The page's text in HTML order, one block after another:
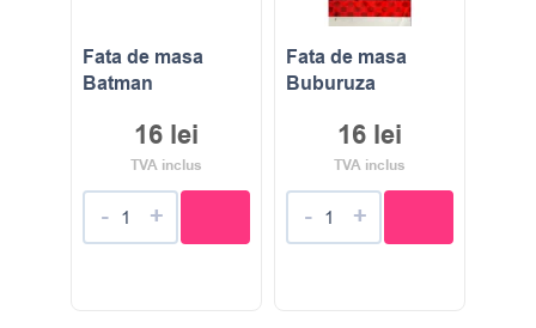
Fata de masa
Batman
16 lei
TVA inclus
- +
Fata de masa
Buburuza
16 lei
TVA inclus
- +